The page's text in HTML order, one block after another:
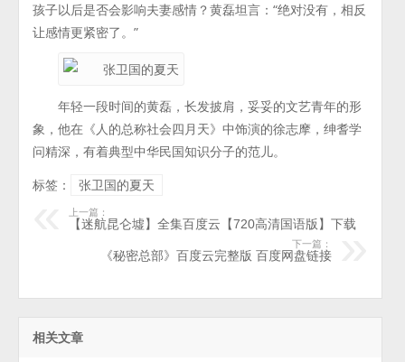
孩子以后是否会影响夫妻感情？黄磊坦言：“绝对没有，相反
让感情更紧密了。”
年轻一段时间的黄磊，长发披肩，妥妥的文艺青年的形
象，他在《人的总称社会四月天》中饰演的徐志摩，绅耆学
问精深，有着典型中华民国知识分子的范儿。
标签：
张卫国的夏天
上一篇：
【迷航昆仑墟】全集百度云【720高清国语版】下载
下一篇：
《秘密总部》百度云完整版 百度网盘链接
相关文章